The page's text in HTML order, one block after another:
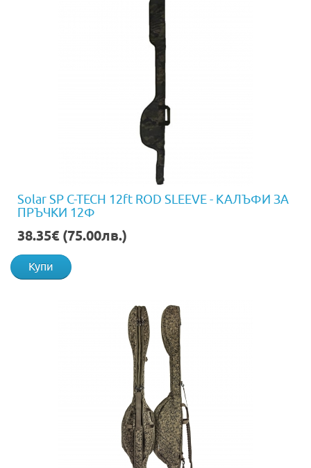
Solar SP C-TECH 12ft ROD SLEEVE - КАЛЪФИ ЗА
ПРЪЧКИ 12Ф
38.35€ (75.00лв.)
Купи